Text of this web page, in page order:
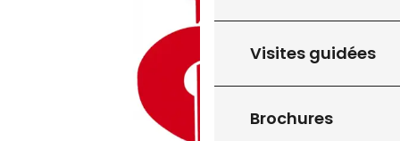
Visites guidées
Brochures